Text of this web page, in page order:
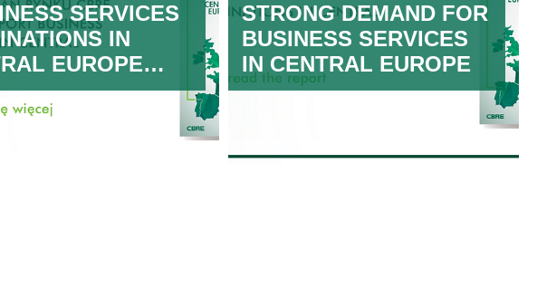
SERVICES
IN
EUROPE
STRONG DEMAND FOR
BUSINESS SERVICES
IN CENTRAL EUROPE